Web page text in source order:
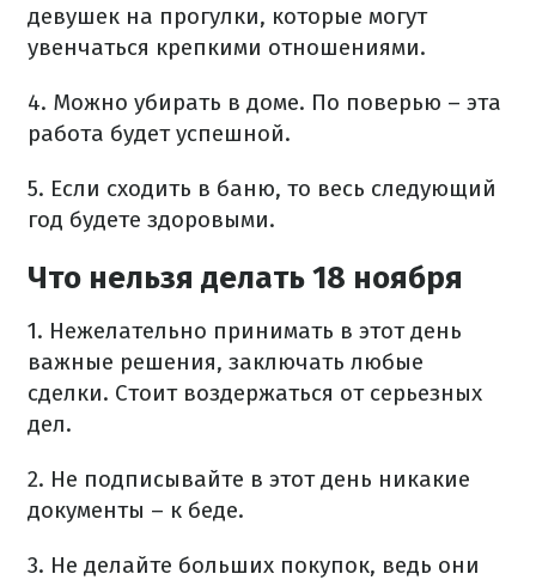
девушек на прогулки, которые могут
увенчаться крепкими отношениями.
4. Можно убирать в доме. По поверью – эта
работа будет успешной.
5. Если сходить в баню, то весь следующий
год будете здоровыми.
Что нельзя делать 18 ноября
1. Нежелательно принимать в этот день
важные решения, заключать любые
сделки. Стоит воздержаться от серьезных
дел.
2. Не подписывайте в этот день никакие
документы – к беде.
3. Не делайте больших покупок, ведь они